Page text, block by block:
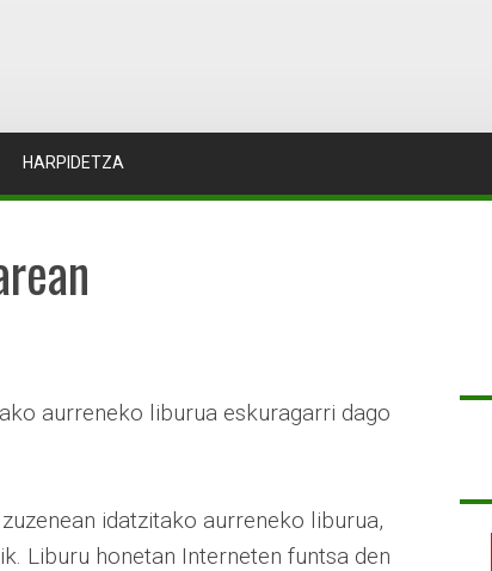
HARPIDETZA
aurreneko liburua eskuragarri dago
idatzitako aurreneko liburua,
Liburu honetan Interneten funtsa den